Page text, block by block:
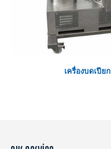
เครื่องบดเปียก